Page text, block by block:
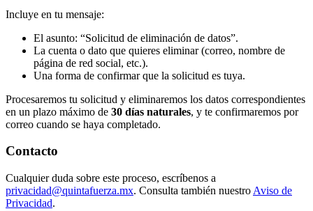
Incluye en tu mensaje:
El asunto: “Solicitud de eliminación de datos”.
La cuenta o dato que quieres eliminar (correo, nombre de
página de red social, etc.).
Una forma de confirmar que la solicitud es tuya.
Procesaremos tu solicitud y eliminaremos los datos correspondientes
en un plazo máximo de 30 días naturales, y te confirmaremos por
correo cuando se haya completado.
Contacto
Cualquier duda sobre este proceso, escríbenos a
privacidad@quintafuerza.mx. Consulta también nuestro Aviso de
Privacidad.